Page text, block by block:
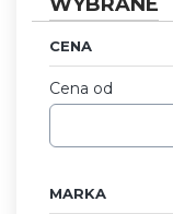
CENA
Cena od
MARKA